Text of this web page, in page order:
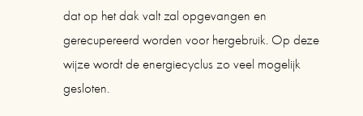
dat op het dak valt zal opgevangen en
gerecupereerd worden voor hergebruik. Op deze
wijze wordt de energiecyclus zo veel mogelijk
gesloten.